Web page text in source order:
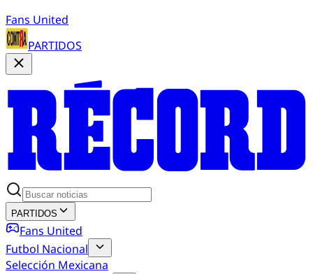
Fans United
PARTIDOS
PARTIDOS
Fans United
Futbol Nacional
Selección Mexicana